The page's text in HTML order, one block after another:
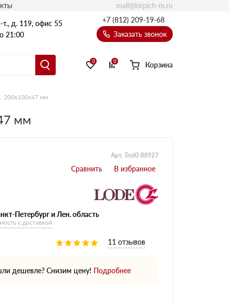
т., д. 119, офис 55
21:00
+7 (812) 209-19-68
Заказать звонок
0 0 Корзина
mail@kirpich-m.ru
200x100x47 мм
мм
Арт. TroKl-88927
Петербург и Лен. область
с доставкой
11 отзывов
дешевле? Снизим цену! Подробнее